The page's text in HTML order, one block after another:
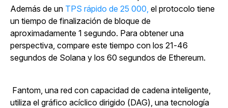
Además de un TPS rápido de 25 000, el protocolo tiene
un tiempo de finalización de bloque de
aproximadamente 1 segundo. Para obtener una
perspectiva, compare este tiempo con los 21-46
segundos de Solana y los 60 segundos de Ethereum.
Fantom, una red con capacidad de cadena inteligente,
utiliza el gráfico acíclico dirigido (DAG), una tecnología